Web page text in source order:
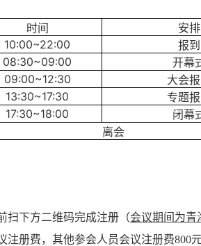
时间
安排
10:00~22:00 报到
08:30~09:00
开幕
09:00~12:30
大会
13:30~17:30
专题
17:30~18:00
闭幕
离会
扫下方二维码完成注册 （会议期间为青
注册费，其他参会人员会议注册费